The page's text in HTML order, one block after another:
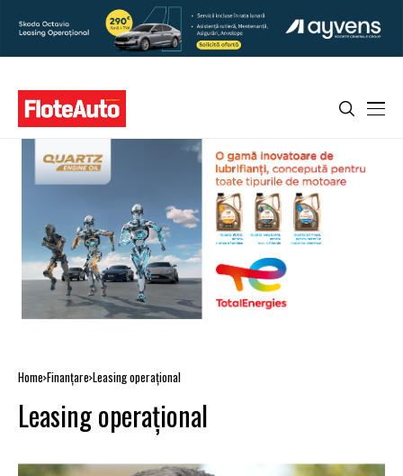
Home Finanţare Leasing operaţional
Leasing operaţional